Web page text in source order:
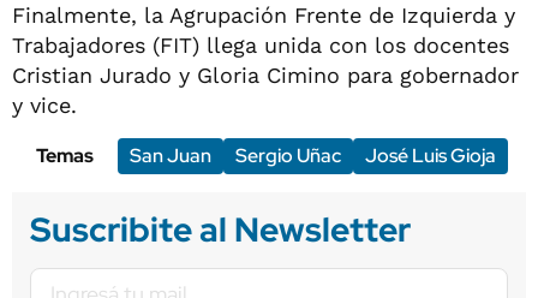
Finalmente, la Agrupación Frente de Izquierda y
Trabajadores (FIT) llega unida con los docentes
Cristian Jurado y Gloria Cimino para gobernador
y vice.
Temas
San Juan Sergio Uñac José Luis Gioja
Suscribite al Newsletter